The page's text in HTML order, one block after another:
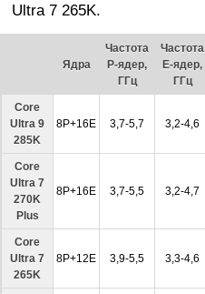
Ultra 7 265K.
Ядра
Частота
P-ядер,
ГГц
Частота
E-ядер,
ГГц
Core
Ultra 9
285K
8P+16E 3,7-5,7 3,2-4,6
Core
Ultra 7
270K
Plus
8P+16E 3,7-5,5 3,2-4,7
Core
Ultra 7
265K
8P+12E 3,9-5,5 3,3-4,6